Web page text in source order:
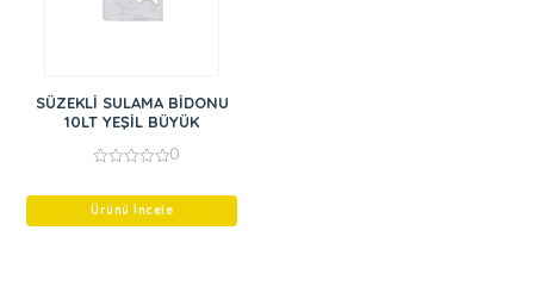
SÜZEKLİ SULAMA BİDONU
10LT YEŞİL BÜYÜK
of
0
Ürünü İncele